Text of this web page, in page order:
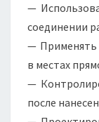
—
соединении
—
в местах
—
после